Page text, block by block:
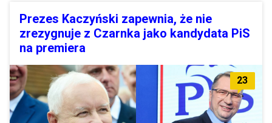
Prezes Kaczyński zapewnia, że nie
zrezygnuje z Czarnka jako kandydata PiS
na premiera
23